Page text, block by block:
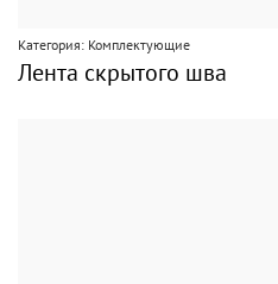
Категория: Комплектующие
Лента скрытого шва